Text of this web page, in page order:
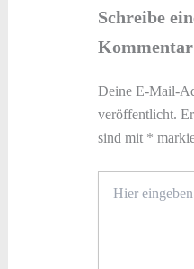
Schreibe
Kommentar
Deine E-Mail-
veröffentlicht.
sind mit *
eingeben…